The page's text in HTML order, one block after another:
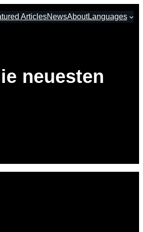
ArticlesNewsAboutLanguages
neuesten